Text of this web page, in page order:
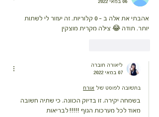
אהבתי את אלה ב - 0 קלוריות. זה יעזור לי לשתות
יותר. תודה 😂 צילה מקרית מוצקין
ליאורה חוברה
07 במאי 2022
בתשובה לפוסט של אורח
בשמחה יקירה. זו בדיוק הכוונה. כי שתיה חשובה
מאוד לכל מערכות הגוף !!!!! לבריאות